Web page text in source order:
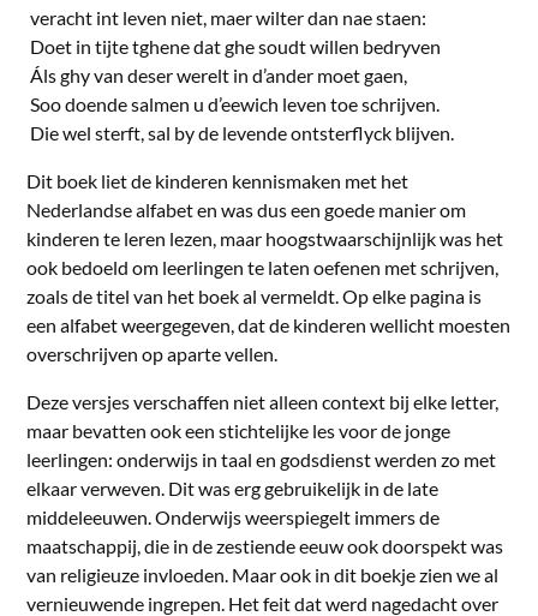
veracht int leven niet, maer wilter dan nae staen:
Doet in tijte tghene dat ghe soudt willen bedryven
Áls ghy van deser werelt in d’ander moet gaen,
Soo doende salmen u d’eewich leven toe schrijven.
Die wel sterft, sal by de levende ontsterflyck blijven.
Dit boek liet de kinderen kennismaken met het
Nederlandse alfabet en was dus een goede manier om
kinderen te leren lezen, maar hoogstwaarschijnlijk was het
ook bedoeld om leerlingen te laten oefenen met schrijven,
zoals de titel van het boek al vermeldt. Op elke pagina is
een alfabet weergegeven, dat de kinderen wellicht moesten
overschrijven op aparte vellen.
Deze versjes verschaffen niet alleen context bij elke letter,
maar bevatten ook een stichtelijke les voor de jonge
leerlingen: onderwijs in taal en godsdienst werden zo met
elkaar verweven. Dit was erg gebruikelijk in de late
middeleeuwen. Onderwijs weerspiegelt immers de
maatschappij, die in de zestiende eeuw ook doorspekt was
van religieuze invloeden. Maar ook in dit boekje zien we al
vernieuwende ingrepen. Het feit dat werd nagedacht over